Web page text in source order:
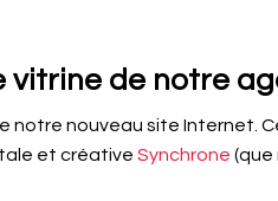
vitrine de notre
notre nouveau site Internet.
et créative Synchrone (que